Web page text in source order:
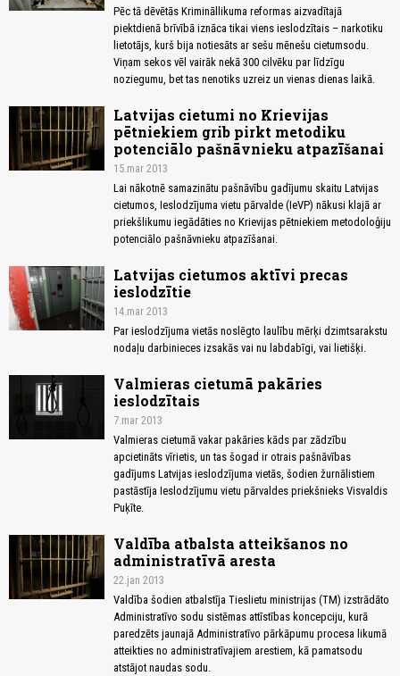
Pēc tā dēvētās Krimināllikuma reformas aizvadītajā
piektdienā brīvībā iznāca tikai viens ieslodzītais – narkotiku
lietotājs, kurš bija notiesāts ar sešu mēnešu cietumsodu.
Viņam sekos vēl vairāk nekā 300 cilvēku par līdzīgu
noziegumu, bet tas nenotiks uzreiz un vienas dienas laikā.
Latvijas cietumi no Krievijas
pētniekiem grib pirkt metodiku
potenciālo pašnāvnieku atpazīšanai
15.mar 2013
Lai nākotnē samazinātu pašnāvību gadījumu skaitu Latvijas
cietumos, Ieslodzījuma vietu pārvalde (IeVP) nākusi klajā ar
priekšlikumu iegādāties no Krievijas pētniekiem metodoloģiju
potenciālo pašnāvnieku atpazīšanai.
Latvijas cietumos aktīvi precas
ieslodzītie
14.mar 2013
Par ieslodzījuma vietās noslēgto laulību mērķi dzimtsarakstu
nodaļu darbinieces izsakās vai nu labdabīgi, vai lietišķi.
Valmieras cietumā pakāries
ieslodzītais
7.mar 2013
Valmieras cietumā vakar pakāries kāds par zādzību
apcietināts vīrietis, un tas šogad ir otrais pašnāvības
gadījums Latvijas ieslodzījuma vietās, šodien žurnālistiem
pastāstīja Ieslodzījumu vietu pārvaldes priekšnieks Visvaldis
Puķīte.
Valdība atbalsta atteikšanos no
administratīvā aresta
22.jan 2013
Valdība šodien atbalstīja Tieslietu ministrijas (TM) izstrādāto
Administratīvo sodu sistēmas attīstības koncepciju, kurā
paredzēts jaunajā Administratīvo pārkāpumu procesa likumā
atteikties no administratīvajiem arestiem, kā pamatsodu
atstājot naudas sodu.